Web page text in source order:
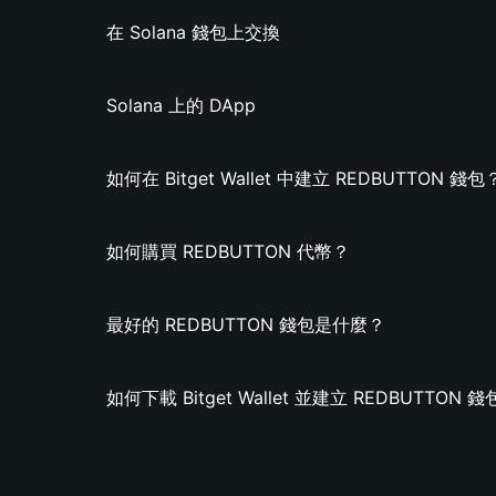
在 Solana 錢包上交換
Solana 上的 DApp
如何在 Bitget Wallet 中建立 REDBUTTON 錢包
如何購買 REDBUTTON 代幣？
最好的 REDBUTTON 錢包是什麼？
如何下載 Bitget Wallet 並建立 REDBUTTON 錢